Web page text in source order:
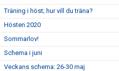
Träning i höst; hur vill du träna?
Hösten 2020
Sommarlov!
Schema i juni
Veckans schema: 26-30 maj